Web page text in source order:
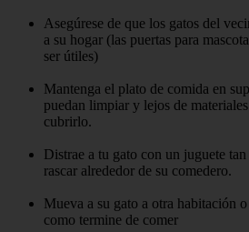
Asegúrese de que los gatos del
a su hogar (las puertas para
ser útiles)
Mantenga el plato de comida en
puedan limpiar y lejos de
cubrirlo.
Distrae a tu gato con un juguete
rascar alrededor de su comedero.
Mueva a su gato a otra habitación
como termine de comer